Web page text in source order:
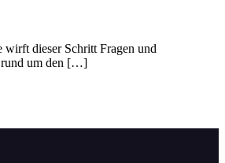
dieser Schritt Fragen und
rund um den […]